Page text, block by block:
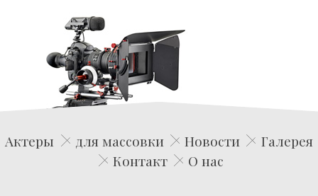
Edwin Film Agencja Aktorska
Актеры для массовки Новости
Галерея
Контакт
О нас